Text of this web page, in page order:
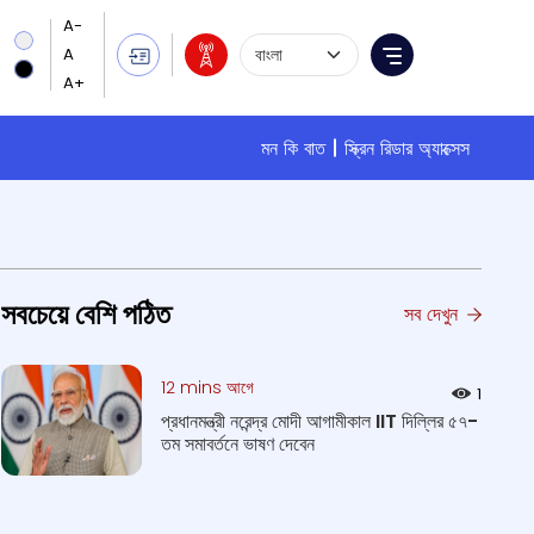
Language Selection
Menu
মন কি বাত স্ক্রিন রিডার অ্যাক্সেস
সবচেয়ে বেশি পঠিত সব দেখুন
12 mins আগে 1
প্রধানমন্ত্রী নরেন্দ্র মোদী আগামীকাল IIT দিল্লির ৫৭-
তম সমাবর্তনে ভাষণ দেবেন